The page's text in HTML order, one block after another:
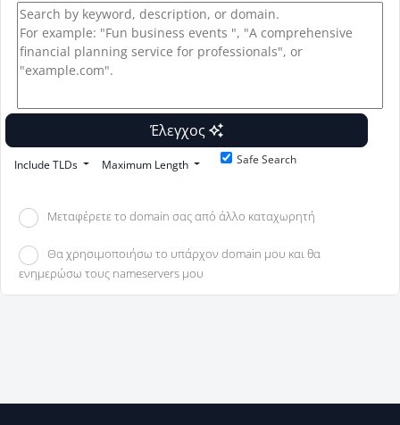
Έλεγχος
Include TLDs Maximum Length Safe Search
Μεταφέρετε το domain σας από άλλο καταχωρητή
Θα χρησιμοποιήσω το υπάρχον domain μου και θα
ενημερώσω τους nameservers μου